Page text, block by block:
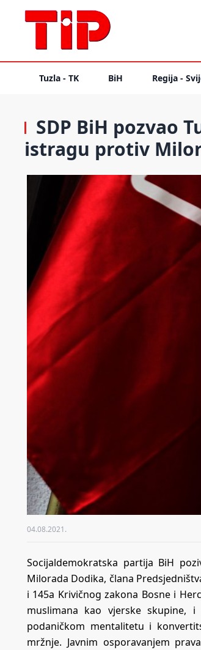
Tuzla - TK BiH Regija -
SDP BiH pozvao
istragu protiv
04.08.2021.
Socijaldemokratska partija BiH
Milorada Dodika, člana
i 145a Krivičnog zakona Bosne i
muslimana kao vjerske skupine,
podaničkom mentalitetu i
mržnje. Javnim osporavanjem